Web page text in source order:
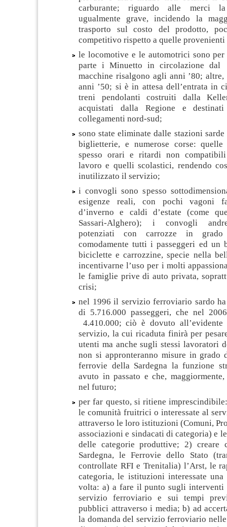
carburante; riguardo alle merci
ugualmente grave, incidendo la
trasporto sul costo del prodotto,
competitivo rispetto a quelle
le locomotive e le automotrici sono
parte i Minuetto in circolazione
macchine risalgono agli anni ’80;
anni ’50; si è in attesa dell’entrata in
treni pendolanti costruiti dalla
acquistati dalla Regione e
collegamenti nord-sud;
sono state eliminate dalle stazioni sarde
biglietterie, e numerose corse: quelle
spesso orari e ritardi non
lavoro e quelli scolastici, rendendo
inutilizzato il servizio;
i convogli sono spesso
esigenze reali, con pochi vagoni
d’inverno e caldi d’estate (come
Sassari-Alghero); i convogli
potenziati con carrozze in
comodamente tutti i passeggeri ed un
biciclette e carrozzine, specie nella
incentivarne l’uso per i molti
le famiglie prive di auto privata,
crisi;
nel 1996 il servizio ferroviario sardo
di 5.716.000 passeggeri, che nel
4.410.000; ciò è dovuto all’evidente
servizio, la cui ricaduta finirà per
utenti ma anche sugli stessi lavoratori
non si appronteranno misure in grado
ferrovie della Sardegna la funzione
avuto in passato e che,
nel futuro;
per far questo, si ritiene
le comunità fruitrici o interessate al
attraverso le loro istituzioni (Comuni,
associazioni e sindacati di categoria) e
delle categorie produttive; 2) creare
Sardegna, le Ferrovie dello Stato
controllate RFI e Trenitalia) l’Arst, le
categoria, le istituzioni interessate
volta: a) a fare il punto sugli
servizio ferroviario e sui tempi
pubblici attraverso i media; b) ad
la domanda del servizio ferroviario